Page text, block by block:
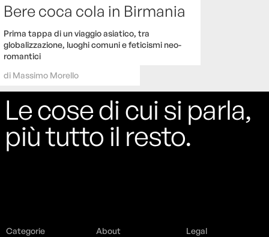
Bere coca cola in Birmania
Prima tappa di un viaggio asiatico, tra
globalizzazione, luoghi comuni e feticismi neo-
romantici
di Massimo Morello
Le cose di cui si parla,
più tutto il resto.
Categorie
About
Legal